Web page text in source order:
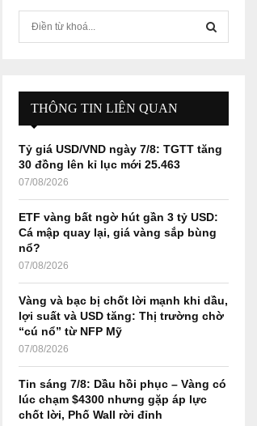
r
:
E
A
R
H
THÔNG TIN LIÊN QUAN
Tỷ giá USD/VND ngày 7/8: TGTT tăng
30 đồng lên kỉ lục mới 25.463
07/08/2026
ETF vàng bất ngờ hút gần 3 tỷ USD:
Cá mập quay lại, giá vàng sắp bùng
nổ?
07/08/2026
Vàng và bạc bị chốt lời mạnh khi dầu,
lợi suất và USD tăng: Thị trường chờ
“cú nổ” từ NFP Mỹ
07/08/2026
Tin sáng 7/8: Dầu hồi phục – Vàng có
lúc chạm $4300 nhưng gặp áp lực
chốt lời, Phố Wall rời đỉnh